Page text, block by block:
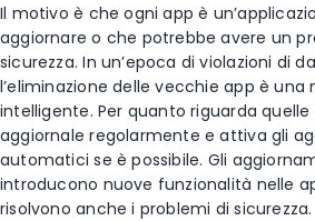
Il motivo è che ogni app è
aggiornare o che potrebbe avere un
sicurezza. In un’epoca di violazioni di
l’eliminazione delle vecchie app è una
intelligente. Per quanto riguarda
aggiornale regolarmente e attiva gli
automatici se è possibile. Gli
introducono nuove funzionalità nelle
risolvono anche i problemi di sicurezza.